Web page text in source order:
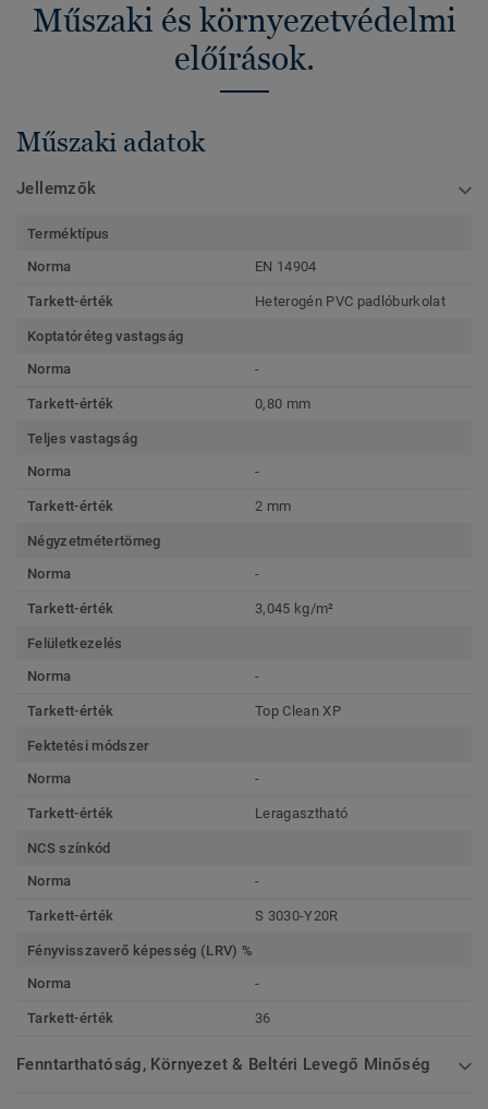
Műszaki és környezetvédelmi
előírások.
Műszaki adatok
Jellemzők
Terméktípus
Norma
EN 14904
Tarkett-érték Heterogén PVC padlóburkolat
Koptatóréteg vastagság
Norma
-
Tarkett-érték 0,80 mm
Teljes vastagság
Norma
-
Tarkett-érték 2 mm
Négyzetmétertömeg
Norma
-
Tarkett-érték 3,045 kg/m²
Felületkezelés
Norma
-
Tarkett-érték Top Clean XP
Fektetési módszer
Norma
-
Tarkett-érték Leragasztható
NCS színkód
Norma
-
Tarkett-érték S 3030-Y20R
Fényvisszaverő képesség (LRV) %
Norma
-
Tarkett-érték 36
Fenntarthatóság, Környezet & Beltéri Levegő Minőség